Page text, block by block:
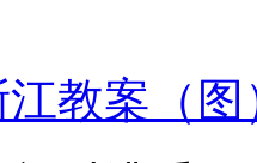
教案（图